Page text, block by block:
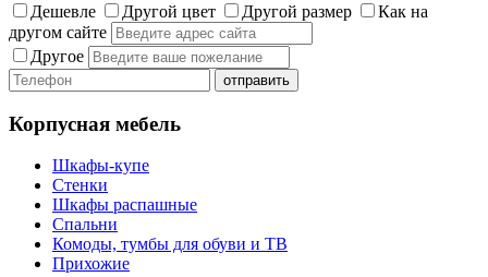
Дешевле
Другой цвет Другой размер
Как на
другом сайте
Другое
Корпусная мебель
Шкафы-купе
Стенки
Шкафы распашные
Спальни
Комоды, тумбы для обуви и ТВ
Прихожие